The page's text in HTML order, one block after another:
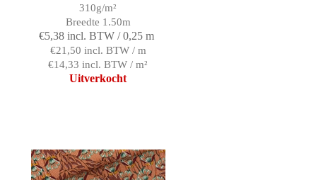
310g/m²
Breedte 1.50m
€5,38 incl. BTW / 0,25 m
€21,50 incl. BTW / m
€14,33 incl. BTW / m²
Uitverkocht